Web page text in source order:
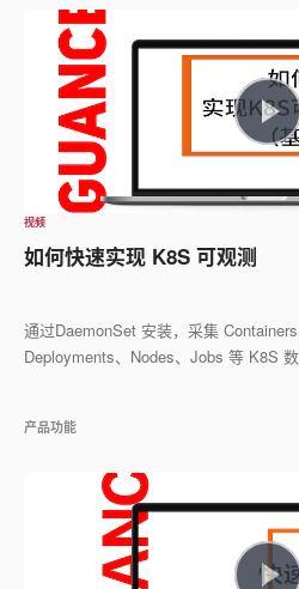
视频
如何快速实现 K8S 可观测
通过DaemonSet 安装，采集
Deployments、Nodes、Jobs 等 K8S
产品功能